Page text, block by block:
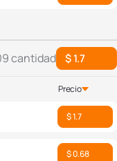
cantidad $ 1.7
Precio
$ 1.7
$ 0.68